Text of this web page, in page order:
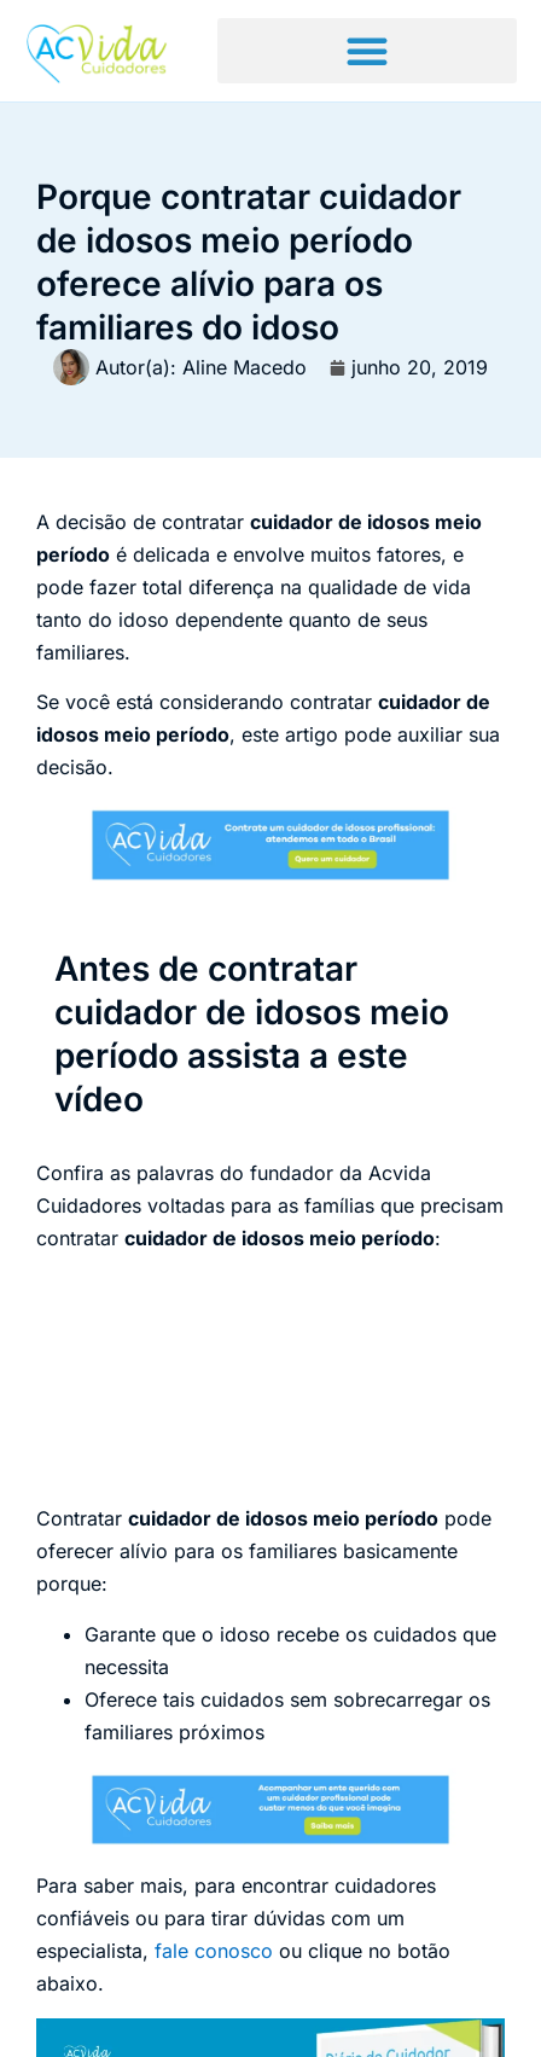
Porque contratar cuidador
de idosos meio período
oferece alívio para os
familiares do idoso
Autor(a): Aline Macedo junho 20, 2019
A decisão de contratar cuidador de idosos meio
período é delicada e envolve muitos fatores, e
pode fazer total diferença na qualidade de vida
tanto do idoso dependente quanto de seus
familiares.
Se você está considerando contratar cuidador de
idosos meio período, este artigo pode auxiliar sua
decisão.
Antes de contratar
cuidador de idosos meio
período assista a este
vídeo
Confira as palavras do fundador da Acvida
Cuidadores voltadas para as famílias que precisam
contratar cuidador de idosos meio período:
Contratar cuidador de idosos meio período pode
oferecer alívio para os familiares basicamente
porque:
Garante que o idoso recebe os cuidados que
necessita
Oferece tais cuidados sem sobrecarregar os
familiares próximos
Para saber mais, para encontrar cuidadores
confiáveis ou para tirar dúvidas com um
especialista, fale conosco ou clique no botão
abaixo.